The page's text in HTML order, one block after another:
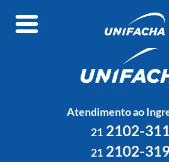
Atendimento ao
212102-
212102-